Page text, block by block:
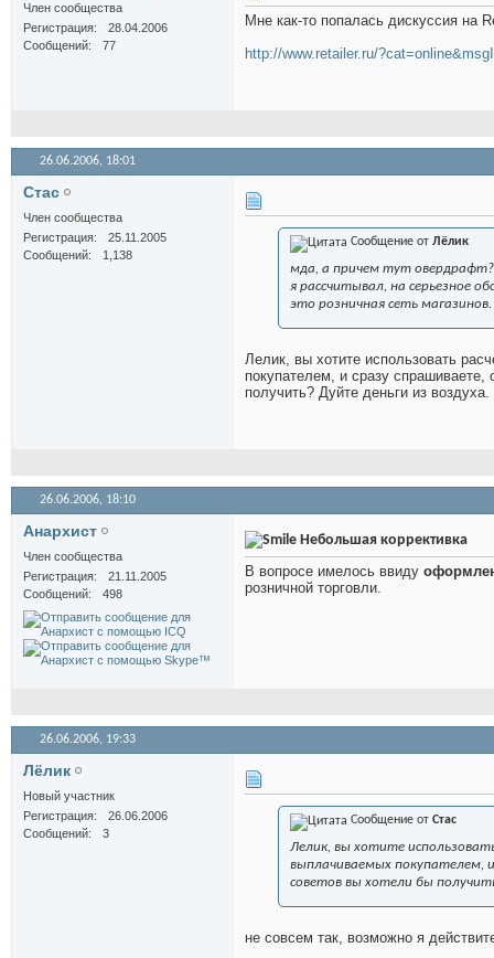
Член сообщества
Регистрация
28.04.2006
Сообщений
77
Мне как-то попалась дискуссия на
http://www.retailer.ru/
26.06.2006, 18:01
Стас
Член сообщества
Регистрация
25.11.2005
Сообщений
1,138
Сообщение от Лёлик
мда, а причем тут
я рассчитывал, на серьезное
это розничная сеть магазинов.
Лелик, вы хотите использовать
покупателем, и сразу
получить? Дуйте деньги из воздуха.
26.06.2006, 18:10
Анархист
Член сообщества
Регистрация
21.11.2005
Сообщений
498
Небольшая коррективка
В вопросе имелось ввиду
розничной торговли.
26.06.2006, 19:33
Лёлик
Новый участник
Регистрация
26.06.2006
Сообщений
3
Сообщение от Стас
Лелик, вы хотите
выплачиваемых покупателем,
советов вы хотели бы
не совсем так, возможно я